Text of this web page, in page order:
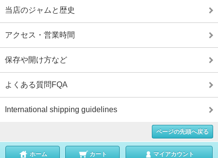
当店のジャムと歴史
アクセス・営業時間
保存や開け方など
よくある質問FQA
International shipping guidelines
ページの先頭へ戻る
ホーム カート マイアカウント